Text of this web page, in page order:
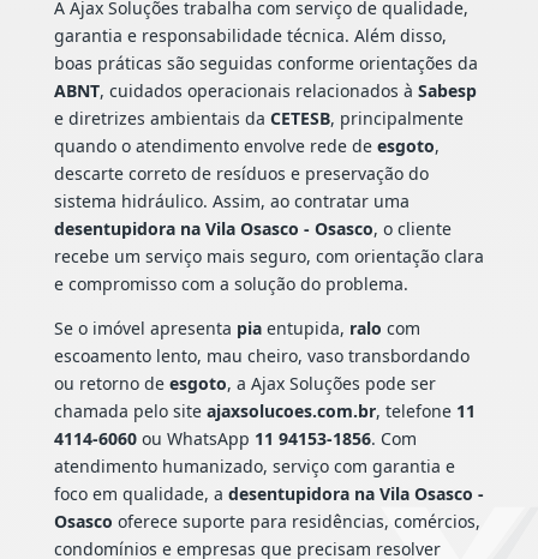
A Ajax Soluções trabalha com serviço de qualidade,
garantia e responsabilidade técnica. Além disso,
boas práticas são seguidas conforme orientações da
ABNT, cuidados operacionais relacionados à Sabesp
e diretrizes ambientais da CETESB, principalmente
quando o atendimento envolve rede de esgoto,
descarte correto de resíduos e preservação do
sistema hidráulico. Assim, ao contratar uma
desentupidora na Vila Osasco - Osasco, o cliente
recebe um serviço mais seguro, com orientação clara
e compromisso com a solução do problema.
Se o imóvel apresenta piaentupida, ralo com
escoamento lento, mau cheiro, vaso transbordando
ou retorno de esgoto, a Ajax Soluções pode ser
chamada pelo site ajaxsolucoes.com.br, telefone 11
4114-6060ou WhatsApp 11 94153-1856. Com
atendimento humanizado, serviço com garantia e
foco em qualidade, a desentupidora na Vila Osasco -
Osasco oferece suporte para residências, comércios,
condomínios e empresas que precisam resolver